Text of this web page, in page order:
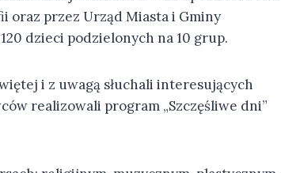
oraz przez Urząd Miasta i Gminy
dzieci podzielonych na 10 grup.
i z uwagą słuchali interesujących
realizowali program „Szczęśliwe dni”